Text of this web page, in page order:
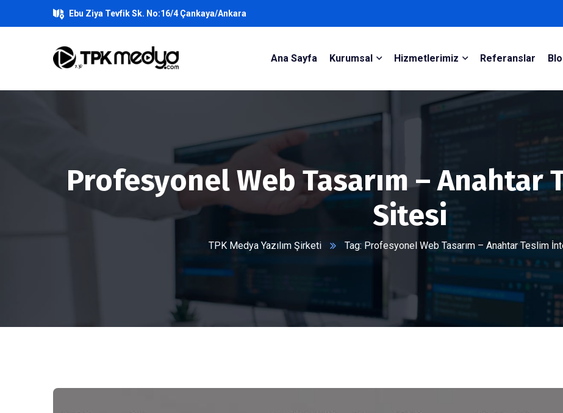
Ebu Ziya Tevfik Sk. No:16/4 Çankaya/Ankara
Ana Sayfa Kurumsal Hizmetlerimiz Referanslar
Profesyonel Web Tasarım – Anahtar
Sitesi
TPK Medya Yazılım Şirketi Tag: Profesyonel Web Tasarım – Anahtar Teslim